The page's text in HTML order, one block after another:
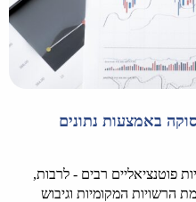
באמצעות נתונים
פוטנציאליים רבים - לרבות,
הרשויות המקומיות וגיבוש